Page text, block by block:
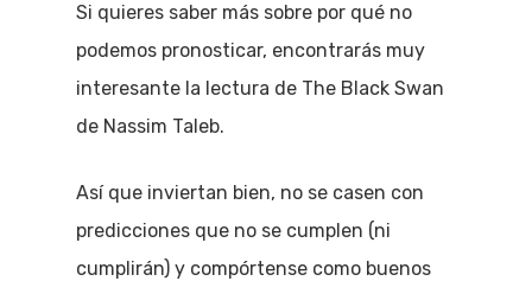
Si quieres saber más sobre por qué no
podemos pronosticar, encontrarás muy
interesante la lectura de The Black Swan
de Nassim Taleb.
Así que inviertan bien, no se casen con
predicciones que no se cumplen (ni
cumplirán) y compórtense como buenos